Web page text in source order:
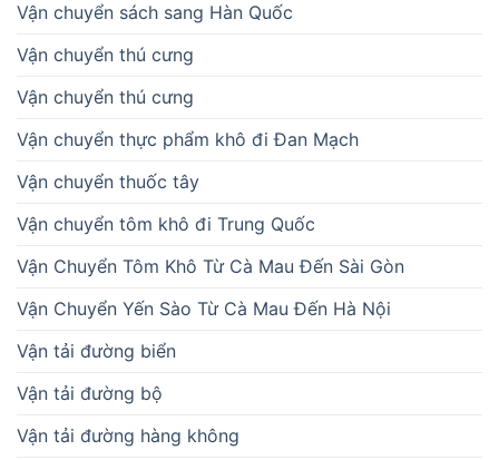
Vận chuyển sách sang Hàn Quốc
Vận chuyển thú cưng
Vận chuyển thú cưng
Vận chuyển thực phẩm khô đi Đan Mạch
Vận chuyển thuốc tây
Vận chuyển tôm khô đi Trung Quốc
Vận Chuyển Tôm Khô Từ Cà Mau Đến Sài Gòn
Vận Chuyển Yến Sào Từ Cà Mau Đến Hà Nội
Vận tải đường biển
Vận tải đường bộ
Vận tải đường hàng không